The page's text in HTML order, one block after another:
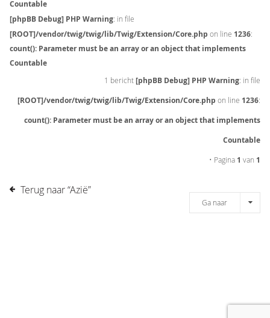
Countable
[phpBB Debug] PHP Warning: in file
[ROOT]/vendor/twig/twig/lib/Twig/Extension/Core.php on line 1236:
count(): Parameter must be an array or an object that implements
Countable
1 bericht[phpBB Debug] PHP Warning: in file
[ROOT]/vendor/twig/twig/lib/Twig/Extension/Core.php on line 1236:
count(): Parameter must be an array or an object that implements
Countable
• Pagina 1 van 1
Terug naar “Azië”
Ga naar